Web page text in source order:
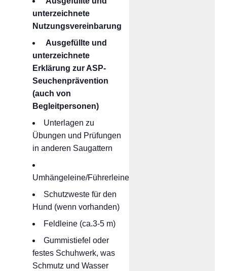
unterzeichnete
Nutzungsvereinbarung
Ausgefüllte und
unterzeichnete
Erklärung zur ASP-
Seuchenprävention
(auch von
Begleitpersonen)
Unterlagen zu
Übungen und Prüfungen
in anderen Saugattern
Umhängeleine/Führerleine
Schutzweste für den
Hund (wenn vorhanden)
Feldleine (ca.3-5 m)
Gummistiefel oder
festes Schuhwerk, was
Schmutz und Wasser